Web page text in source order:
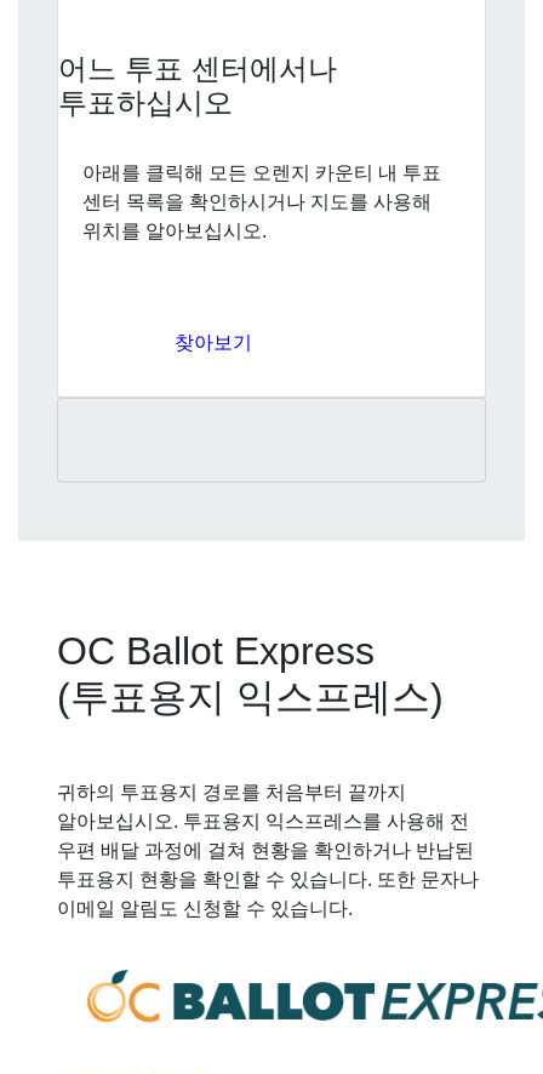
어느 투표 센터에서나
투표하십시오
아래를 클릭해 모든 오렌지 카운티 내 투표
센터 목록을 확인하시거나 지도를 사용해
위치를 알아보십시오.
찾아보기
OC Ballot Express
(투표용지 익스프레스)
귀하의 투표용지 경로를 처음부터 끝까지
알아보십시오. 투표용지 익스프레스를 사용해 전
우편 배달 과정에 걸쳐 현황을 확인하거나 반납된
투표용지 현황을 확인할 수 있습니다. 또한 문자나
이메일 알림도 신청할 수 있습니다.